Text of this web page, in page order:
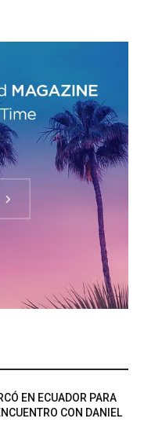
EN ECUADOR PARA
CON DANIEL